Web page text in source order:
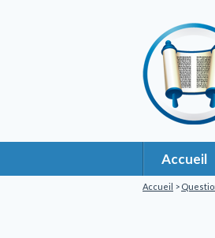
Accueil
Accueil >